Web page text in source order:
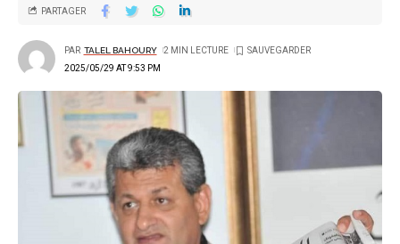
2025/05/29 AT 9:53 PM
PAR TALEL BAHOURY 2 MIN LECTURE
PARTAGER